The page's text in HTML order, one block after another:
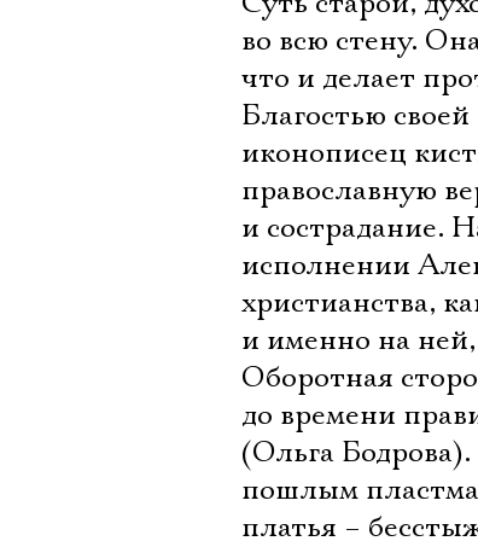
во всю стену.
что и делает
Благостью
иконописец
православную
и сострадание.
исполнении
христианства,
и именно на
Оборотная
до времени
(Ольга
пошлым
платья –